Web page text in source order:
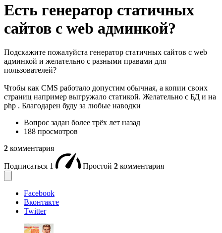
Есть генератор статичных
сайтов с web админкой?
Подскажите пожалуйста генератор статичных сайтов с web
админкой и желательно с разными правами для
пользователей?
Чтобы как CMS работало допустим обычная, а копии своих
страниц например выгружало статикой. Желательно с БД и на
php . Благодарен буду за любые наводки
Вопрос задан более трёх лет назад
188 просмотров
2 комментария
Подписаться 1 Простой 2 комментария
Facebook
Вконтакте
Twitter